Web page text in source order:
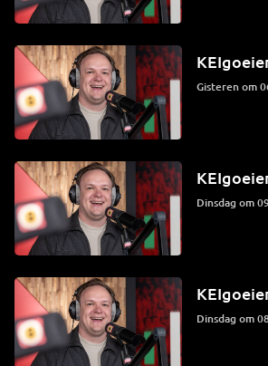
Gisteren om
dinsdag om
dinsdag om